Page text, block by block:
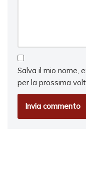
Salva il mio nome,
per la prossima